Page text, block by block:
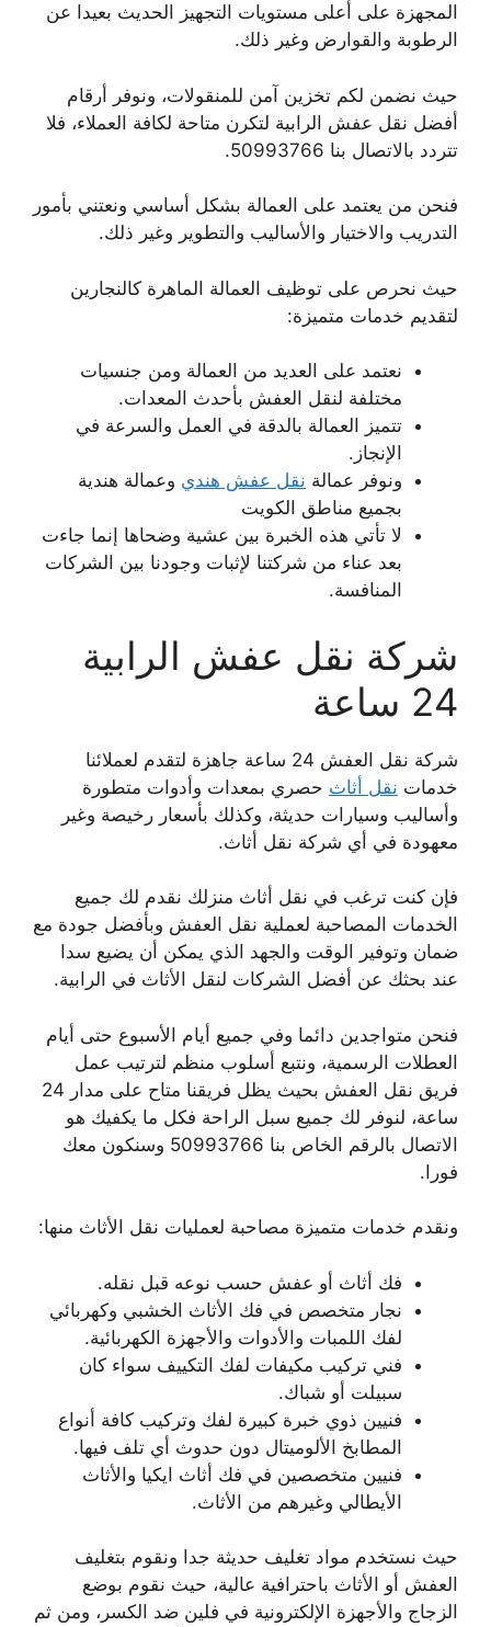
المجهزة على أعلى مستويات التجهيز الحديث بعيدا عن
الرطوبة والقوارض وغير ذلك.
حيث نضمن لكم تخزين آمن للمنقولات، ونوفر أرقام
أفضل نقل عفش الرابية لتكرن متاحة لكافة العملاء، فلا
تتردد بالاتصال بنا 50993766.
فنحن من يعتمد على العمالة بشكل أساسي ونعتني بأمور
التدريب والاختيار والأساليب والتطوير وغير ذلك.
حيث نحرص على توظيف العمالة الماهرة كالنجارين
لتقديم خدمات متميزة:
نعتمد على العديد من العمالة ومن جنسيات
مختلفة لنقل العفش بأحدث المعدات.
تتميز العمالة بالدقة في العمل والسرعة في
الإنجاز.
ونوفر عمالة نقل عفش هندي وعمالة هندية
بجميع مناطق الكويت
لا تأتي هذه الخبرة بين عشية وضحاها إنما جاءت
بعد عناء من شركتنا لإثبات وجودنا بين الشركات
المنافسة.
شركة نقل عفش الرابية
24 ساعة
شركة نقل العفش 24 ساعة جاهزة لتقدم لعملائنا
خدمات نقل أثاث حصري بمعدات وأدوات متطورة
وأساليب وسيارات حديثة، وكذلك بأسعار رخيصة وغير
معهودة في أي شركة نقل أثاث.
فإن كنت ترغب في نقل أثاث منزلك نقدم لك جميع
الخدمات المصاحبة لعملية نقل العفش وبأفضل جودة مع
ضمان وتوفير الوقت والجهد الذي يمكن أن يضيع سدا
عند بحثك عن أفضل الشركات لنقل الأثاث في الرابية.
فنحن متواجدين دائما وفي جميع أيام الأسبوع حتى أيام
العطلات الرسمية، ونتبع أسلوب منظم لترتيب عمل
فريق نقل العفش بحيث يظل فريقنا متاح على مدار 24
ساعة، لنوفر لك جميع سبل الراحة فكل ما يكفيك هو
الاتصال بالرقم الخاص بنا 50993766 وسنكون معك
فورا.
ونقدم خدمات متميزة مصاحبة لعمليات نقل الأثاث منها:
فك أثاث أو عفش حسب نوعه قبل نقله.
نجار متخصص في فك الأثاث الخشبي وكهربائي
لفك اللمبات والأدوات والأجهزة الكهربائية.
فني تركيب مكيفات لفك التكييف سواء كان
سبيلت أو شباك.
فنيين ذوي خبرة كبيرة لفك وتركيب كافة أنواع
المطابخ الألوميتال دون حدوث أي تلف فيها.
فنيين متخصصين في فك أثاث ايكيا والأثاث
الأيطالي وغيرهم من الأثاث.
حيث نستخدم مواد تغليف حديثة جدا ونقوم بتغليف
العفش أو الأثاث باحترافية عالية، حيث نقوم بوضع
الزجاج والأجهزة الإلكترونية في فلين ضد الكسر، ومن ثم